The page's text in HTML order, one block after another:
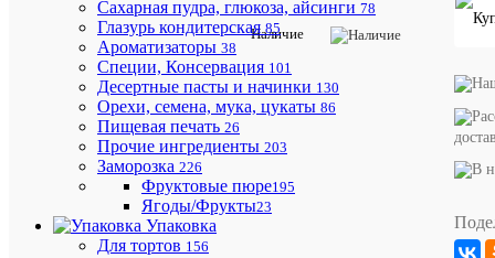
Сахарная пудра, глюкоза, айсинги 78
Глазурь кондитерская 85
Ароматизаторы 38
Специи, Консервация 101
Десертные пасты и начинки 130
Орехи, семена, мука, цукаты 86
Пищевая печать 26
Прочие ингредиенты 203
Заморозка 226
Фруктовые пюре195
Ягоды/Фрукты23
Упаковка
Для тортов 156
Наличие
Лента
атласная
25мм,
метра
Розовая